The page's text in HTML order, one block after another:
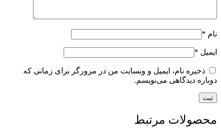
نام *
ایمیل *
ذخیره نام، ایمیل و وبسایت من در مرورگر برای زمانی که
دوباره دیدگاهی می‌نویسم.
محصولات مرتبط